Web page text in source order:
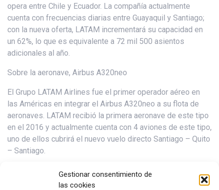
Gestionar consentimiento de
las cookies
opera entre Chile y Ecuador. La compañía actualmente
cuenta con frecuencias diarias entre Guayaquil y Santiago;
con la nueva oferta, LATAM incrementará su capacidad en
un 62%, lo que es equivalente a 72 mil 500 asientos
adicionales al año.
Sobre la aeronave, Airbus A320neo
El Grupo LATAM Airlines fue el primer operador aéreo en
las Américas en integrar el Airbus A320neo a su flota de
aeronaves. LATAM recibió la primera aeronave de este tipo
en el 2016 y actualmente cuenta con 4 aviones de este tipo,
uno de ellos cubrirá el nuevo vuelo directo Santiago – Quito
– Santiago.
Daniel Leng, Director Ejecutivo de LATAM Airlines Ecuador,
resaltó que la compañía se convertirá en la primera